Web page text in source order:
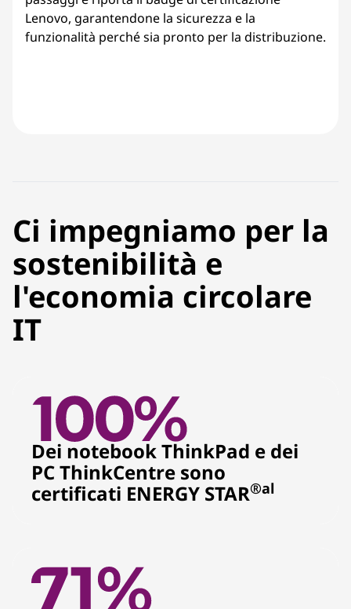
Lenovo, garantendone la sicurezza e la
funzionalità perché sia pronto per la distribuzione.
Ci impegniamo per la
sostenibilità e
l'economia circolare
IT
Dei notebook ThinkPad e dei
PC ThinkCentre sono
certificati ENERGY STAR®al